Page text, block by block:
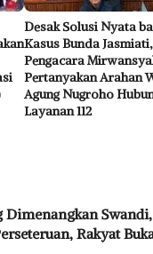
Desak Solusi Nyata
Kasus Bunda Jasmiati,
Pengacara
Pertanyakan Arahan
Agung Nugroho
Layanan 112
Dimenangkan
Rakyat